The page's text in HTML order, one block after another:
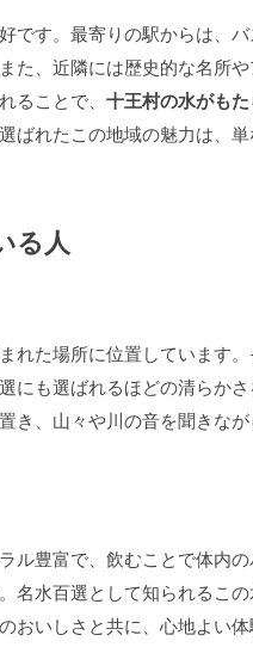
です。最寄りの駅からは、
た、近隣には歴史的な名所
ることで、 十王村の水がも
ばれたこの地域の魅力は、
る人
れた場所に位置しています。
にも選ばれるほどの清らか
き、山々や川の音を聞きな
ル豊富で、飲むことで体内
名水百選として知られるこ
おいしさと共に、心地よい体